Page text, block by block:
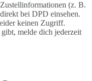
(z. B.
bei DPD einsehen.
keinen Zugriff.
melde dich jederzeit